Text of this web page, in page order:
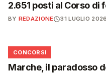
2.651 posti al Corso
BY REDAZIONE 31 LUGLIO 2026
📋
CONCORSI
Marche, il paradosso